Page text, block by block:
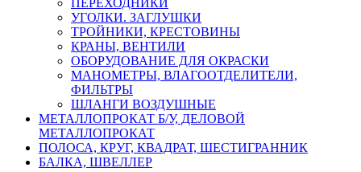
УГОЛКИ. ЗАГЛУШКИ
ТРОЙНИКИ, КРЕСТОВИНЫ
КРАНЫ, ВЕНТИЛИ
ОБОРУДОВАНИЕ ДЛЯ ОКРАСКИ
МАНОМЕТРЫ, ВЛАГООТДЕЛИТЕЛИ,
ФИЛЬТРЫ
ШЛАНГИ ВОЗДУШНЫЕ
МЕТАЛЛОПРОКАТ Б/У, ДЕЛОВОЙ
МЕТАЛЛОПРОКАТ
ПОЛОСА, КРУГ, КВАДРАТ, ШЕСТИГРАННИК
БАЛКА, ШВЕЛЛЕР